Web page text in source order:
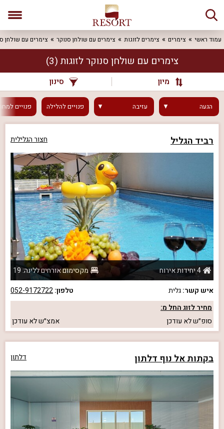
עמוד ראשי צימרים צימרים לזוגות צימרים עם שולחן סנוקר צימרים עם שולחן
צימרים עם שולחן סנוקר לזוגות (3)
מיון סינון
הגעה עזיבה פנוייםלהלילה פנויים
רביד הגליל חצור הגלילית
4 יחידות אירוח
מקסימום אורחים ללינה: 19
איש קשר:גלית טלפון:052-9172722
מחיר לזוג החל מ:
סופ״שלא עודכן אמצ״שלא עודכן
בקתות אל נוף דלתון דלתון